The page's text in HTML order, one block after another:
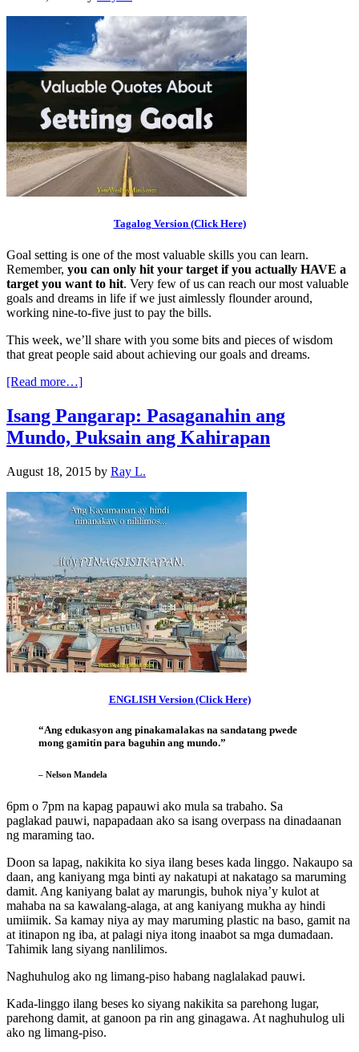
Tagalog Version (Click Here)
Goal setting is one of the most valuable skills you can learn.
Remember, you can only hit your target if you actually HAVE a
target you want to hit. Very few of us can reach our most valuable
goals and dreams in life if we just aimlessly flounder around,
working nine-to-five just to pay the bills.
This week, we’ll share with you some bits and pieces of wisdom
that great people said about achieving our goals and dreams.
[Read more…]
Isang Pangarap: Pasaganahin ang
Mundo, Puksain ang Kahirapan
August 18, 2015 by Ray L.
ENGLISH Version (Click Here)
“Ang edukasyon ang pinakamalakas na sandatang pwede
mong gamitin para baguhin ang mundo.”
– Nelson Mandela
6pm o 7pm na kapag papauwi ako mula sa trabaho. Sa
paglakad pauwi, napapadaan ako sa isang overpass na dinadaanan
ng maraming tao.
Doon sa lapag, nakikita ko siya ilang beses kada linggo. Nakaupo sa
daan, ang kaniyang mga binti ay nakatupi at nakatago sa maruming
damit. Ang kaniyang balat ay marungis, buhok niya’y kulot at
mahaba na sa kawalang-alaga, at ang kaniyang mukha ay hindi
umiimik. Sa kamay niya ay may maruming plastic na baso, gamit na
at itinapon ng iba, at palagi niya itong inaabot sa mga dumadaan.
Tahimik lang siyang nanlilimos.
Naghuhulog ako ng limang-piso habang naglalakad pauwi.
Kada-linggo ilang beses ko siyang nakikita sa parehong lugar,
parehong damit, at ganoon pa rin ang ginagawa. At naghuhulog uli
ako ng limang-piso.